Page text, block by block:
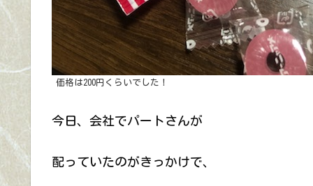
価格は200円くらいでした！
今日、会社でパートさんが
配っていたのがきっかけで、